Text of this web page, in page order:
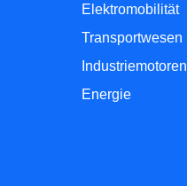
Elektromobilität
Transportwesen
Industriemotoren
Energie